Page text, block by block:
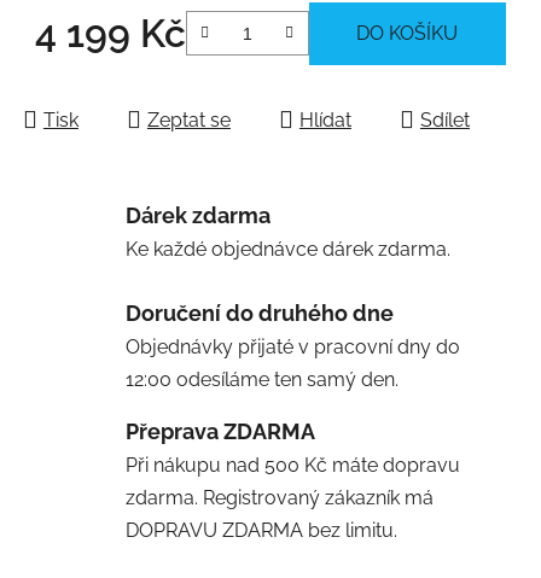
4 199 Kč DO KOŠÍKU
Tisk Zeptat se Hlídat Sdílet
Dárek zdarma
Ke každé objednávce dárek zdarma.
Doručení do druhého dne
Objednávky přijaté v pracovní dny do
12:00 odesíláme ten samý den.
Přeprava ZDARMA
Při nákupu nad 500 Kč máte dopravu
zdarma. Registrovaný zákazník má
DOPRAVU ZDARMA bez limitu.